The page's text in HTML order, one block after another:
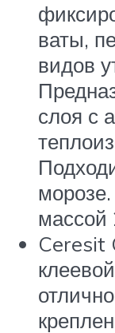
ваты,
видов
слоя с
массой
Ceresit